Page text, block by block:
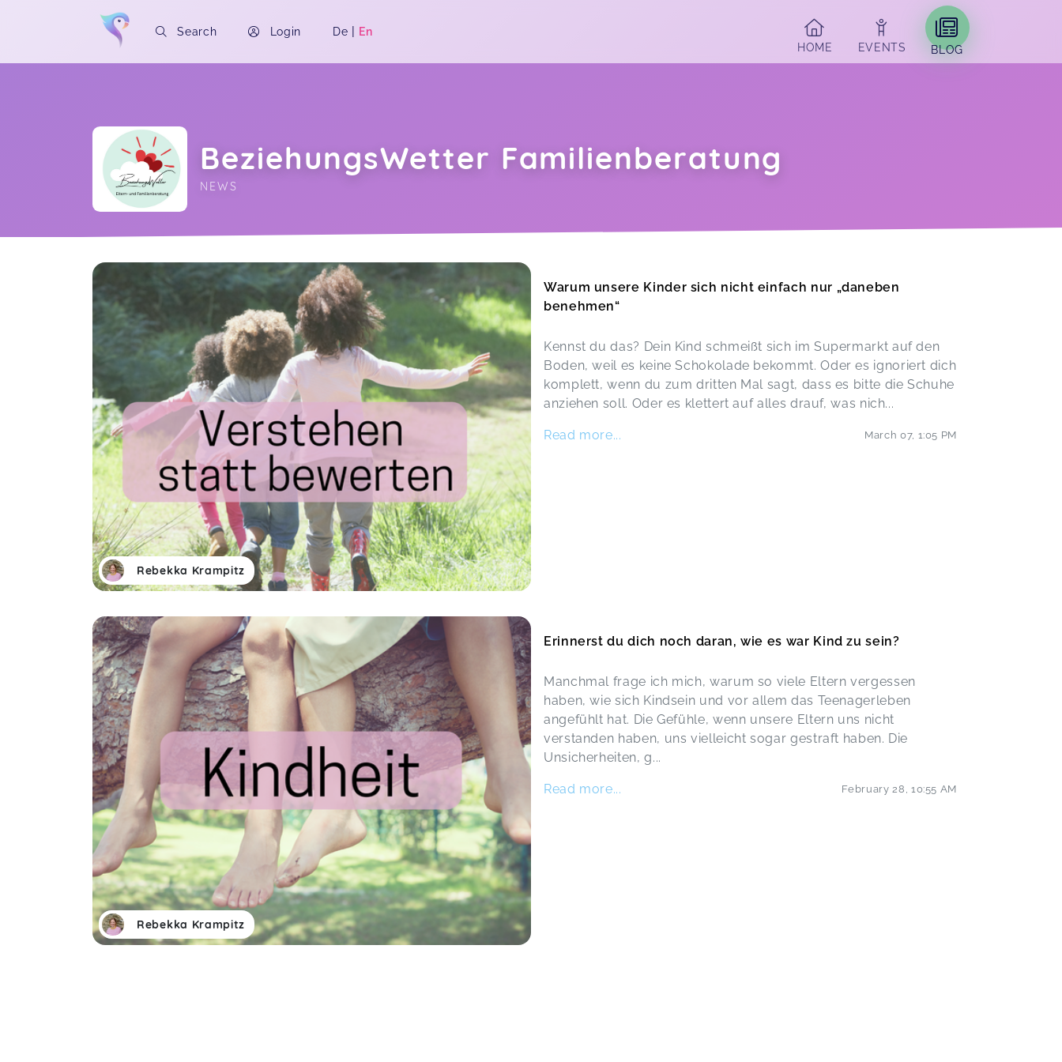
Search Login De | En
HOME
EVENTS BLOG
BeziehungsWetter Familienberatung
NEWS
Rebekka Krampitz
Warum unsere Kinder sich nicht einfach nur „daneben
benehmen“
Kennst du das? Dein Kind schmeißt sich im Supermarkt auf den
Boden, weil es keine Schokolade bekommt. Oder es ignoriert dich
komplett, wenn du zum dritten Mal sagt, dass es bitte die Schuhe
anziehen soll. Oder es klettert auf alles drauf, was nich...
Read more... March 07, 1:05 PM
Rebekka Krampitz
Erinnerst du dich noch daran, wie es war Kind zu sein?
Manchmal frage ich mich, warum so viele Eltern vergessen
haben, wie sich Kindsein und vor allem das Teenagerleben
angefühlt hat. Die Gefühle, wenn unsere Eltern uns nicht
verstanden haben, uns vielleicht sogar gestraft haben. Die
Unsicherheiten, g...
Read more... February 28 , 10:55 AM